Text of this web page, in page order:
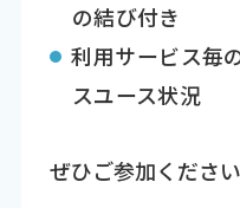
の結び付き
利用サービス毎
スユース状況
ぜひご参加ください